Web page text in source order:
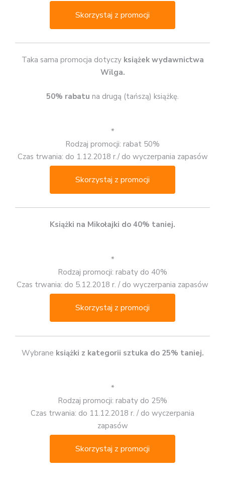
Skorzystaj z promocji
Taka sama promocja dotyczy książek wydawnictwa
Wilga.
50% rabatu na drugą (tańszą) książkę.
*
Rodzaj promocji: rabat 50%
Czas trwania: do 1.12.2018 r./ do wyczerpania zapasów
Skorzystaj z promocji
Książki na Mikołajki do 40% taniej.
*
Rodzaj promocji: rabaty do 40%
Czas trwania: do 5.12.2018 r. / do wyczerpania zapasów
Skorzystaj z promocji
Wybrane książki z kategorii sztuka do 25% taniej.
*
Rodzaj promocji: rabaty do 25%
Czas trwania: do 11.12.2018 r. / do wyczerpania
zapasów
Skorzystaj z promocji